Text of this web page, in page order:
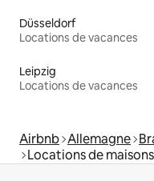
Düsseldorf
Locations de vacances
Leipzig
Locations de vacances
Airbnb Allemagne
Locations de